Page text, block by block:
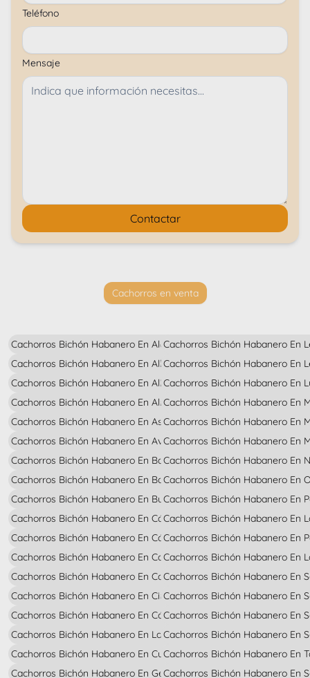
Teléfono
Mensaje
Contactar
Cachorros en venta
Cachorros Bichón Habanero En Alava
Cachorros Bichón Habanero En Albacete
Cachorros Bichón Habanero En Alicante
Cachorros Bichón Habanero En Almería
Cachorros Bichón Habanero En Asturias
Cachorros Bichón Habanero En Avila
Cachorros Bichón Habanero En Badajoz
Cachorros Bichón Habanero En Barcelona
Cachorros Bichón Habanero En Burgos
Cachorros Bichón Habanero En Cáceres
Cachorros Bichón Habanero En Cádiz
Cachorros Bichón Habanero En Cantabria
Cachorros Bichón Habanero En Castellón
Cachorros Bichón Habanero En Ciudad Real
Cachorros Bichón Habanero En Córdoba
Cachorros Bichón Habanero En La Coruña
Cachorros Bichón Habanero En Cuenca
Cachorros Bichón Habanero En Gerona
Cachorros Bichón Habanero En
Cachorros Bichón Habanero En
Cachorros Bichón Habanero En
Cachorros Bichón Habanero En
Cachorros Bichón Habanero En
Cachorros Bichón Habanero En
Cachorros Bichón Habanero En
Cachorros Bichón Habanero En
Cachorros Bichón Habanero En
Cachorros Bichón Habanero En
Cachorros Bichón Habanero En
Cachorros Bichón Habanero En
Cachorros Bichón Habanero En
Cachorros Bichón Habanero En
Cachorros Bichón Habanero En
Cachorros Bichón Habanero En
Cachorros Bichón Habanero En
Cachorros Bichón Habanero En